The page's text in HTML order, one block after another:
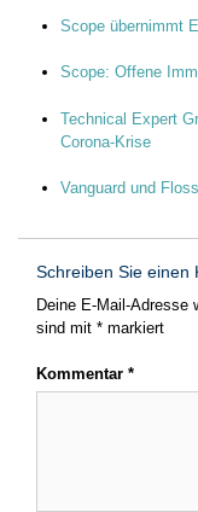
Scope übernimmt
Scope: Offene
Technical Expert
Corona-Krise
Vanguard und
Schreiben Sie einen
Deine E-Mail-Adresse
sind mit * markiert
Kommentar *